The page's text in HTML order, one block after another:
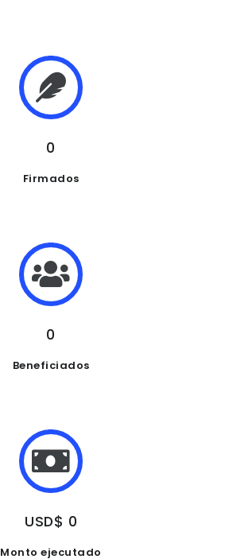
0
Firmados
0
Beneficiados
USD$ 0
Monto ejecutado